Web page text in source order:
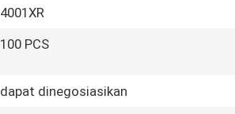
4001XR
100 PCS
dapat dinegosiasikan